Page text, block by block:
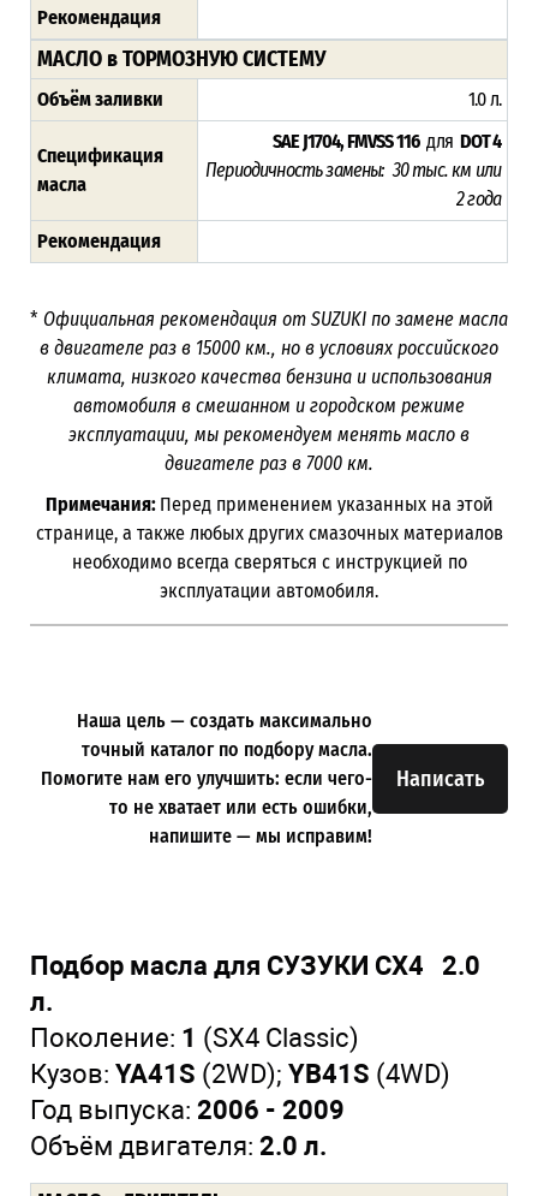
Рекомендация
МАСЛО в ТОРМОЗНУЮ СИСТЕМУ
Объём заливки 1.0 л.
Спецификация
масла
SAE J1704, FMVSS 116дляDOT 4
Периодичность замены: 30 тыс. км или
2 года
Рекомендация
* Официальная рекомендация от SUZUKI по замене масла
в двигателе раз в 15000 км., но в условиях российского
климата, низкого качества бензина и использования
автомобиля в смешанном и городском режиме
эксплуатации, мы рекомендуем менять масло в
двигателе раз в 7000 км.
Примечания: Перед применением указанных на этой
странице, а также любых других смазочных материалов
необходимо всегда сверяться с инструкцией по
эксплуатации автомобиля.
Написать
Наша цель — создать максимально
точный каталог по подбору масла.
Помогите нам его улучшить: если чего-
то не хватает или есть ошибки,
напишите — мы исправим!
Подбор масла для СУЗУКИ СХ4 2.0
л.
Поколение: 1 (SX4 Classic)
Кузов: YA41S (2WD); YB41S (4WD)
Год выпуска: 2006 - 2009
Объём двигателя: 2.0 л.